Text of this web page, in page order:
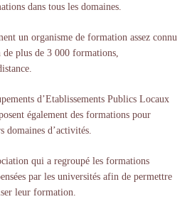
dans tous les domaines.
un organisme de formation assez connu
plus de 3 000 formations,
d’Etablissements Publics Locaux
également des formations pour
domaines d’activités.
qui a regroupé les formations
par les universités afin de permettre
leur formation.